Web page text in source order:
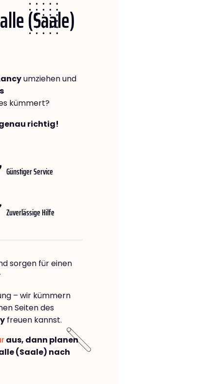
(Saale)
umziehen und
kümmert?
richtig!
Günstiger Service
Zuverlässige Hilfe
sorgen für einen
– wir kümmern
Seiten des
freuen kannst.
aus, dann planen
(Saale) nach